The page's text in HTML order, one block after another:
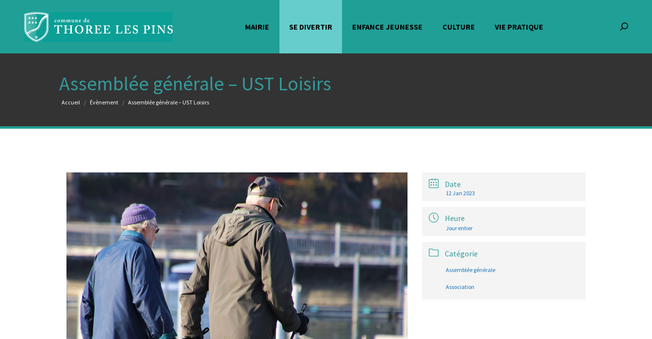
MAIRIE SE DIVERTIR ENFANCE JEUNESSE CULTURE VIE PRATIQUE
Assemblée générale – UST Loisirs
Vous êtes ici :
Accueil Évènement Assemblée générale – UST Loisirs
Date
12 Jan 2023
Heure
Jour entier
Catégorie
Assemblée générale
Association